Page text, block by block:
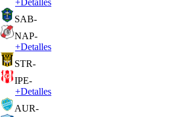
+Detalles
SAB-
NAP-
+Detalles
STR-
IPE-
+Detalles
AUR-